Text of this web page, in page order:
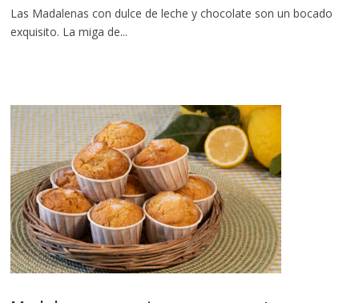
Las Madalenas con dulce de leche y chocolate son un bocado
exquisito. La miga de...